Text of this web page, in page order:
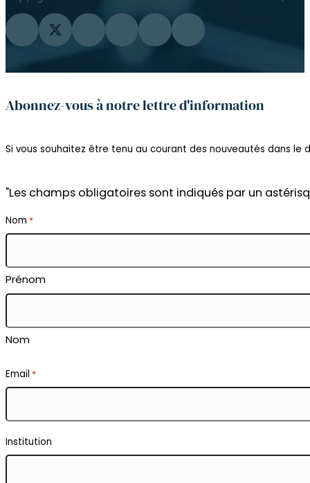
Suivez-nous sur Facebook
Suivez-nous sur Twitter
Suivez-nous sur Instagram
Suivre sur YouTube
Suivez-nous sur Flickr
Suivez-nous sur LinkedIn
Abonnez-vous à notre lettre d'information
Si vous souhaitez être tenu au courant des nouveautés dans
"Les champs obligatoires sont indiqués par un
Nom *
Prénom
Nom
Email *
Institution